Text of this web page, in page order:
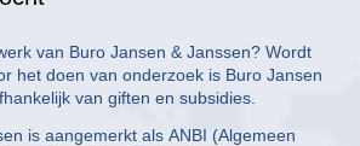
van Buro Jansen & Janssen? Wordt
het doen van onderzoek is Buro Jansen
van giften en subsidies.
is aangemerkt als ANBI (Algemeen